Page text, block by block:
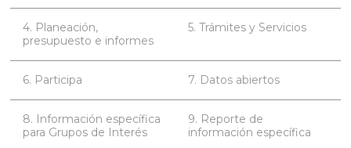
4. Planeación,
presupuesto e informes
5. Trámites y Servicios
6. Participa 7. Datos abiertos
8. Información específica
para Grupos de Interés
9. Reporte de
información específica